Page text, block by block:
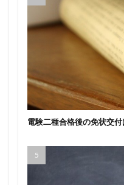
電験二種合格後の免状交